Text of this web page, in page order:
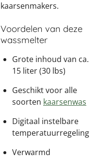
kaarsenmakers.
Voordelen van deze
wassmelter
Grote inhoud van ca.
15 liter (30 lbs)
Geschikt voor alle
soorten kaarsenwas
Digitaal instelbare
temperatuurregeling
Verwarmd